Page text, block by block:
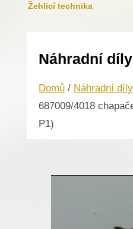
Žehlicí technika
Náhradní
Domů / Náhradní díly
687009/4018
P1)